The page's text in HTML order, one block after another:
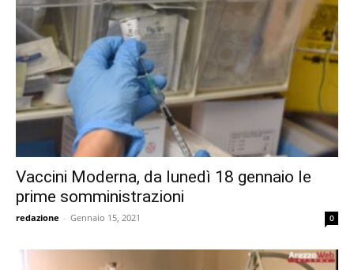
Vaccini Moderna, da lunedì 18 gennaio le
prime somministrazioni
redazione - Gennaio 15, 2021 0